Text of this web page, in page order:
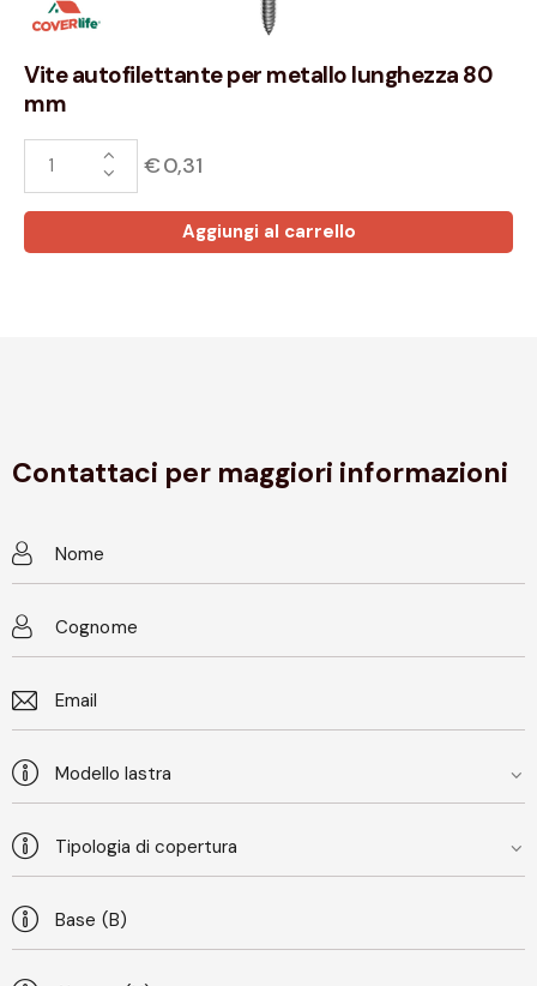
Vite autofilettante per metallo lunghezza 80
mm
€0,31
Aggiungi al carrello
Contattaci per maggiori informazioni